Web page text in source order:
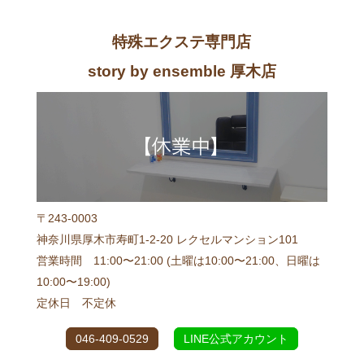
特殊エクステ専門店
story by ensemble 厚木店
〒243-0003
神奈川県厚木市寿町1-2-20 レクセルマンション101
営業時間 11:00〜21:00 (土曜は10:00〜21:00、日曜は
10:00〜19:00)
定休日 不定休
046-409-0529 LINE公式アカウント